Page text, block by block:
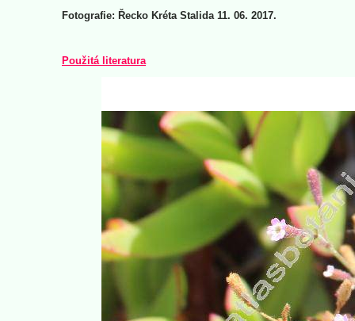
Fotografie: Řecko Kréta Stalida 11. 06. 2017.
Použitá literatura